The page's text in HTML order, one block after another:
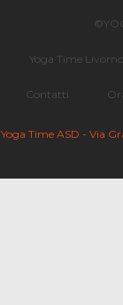
Yoga Time
Contatti
Yoga Time ASD - Via